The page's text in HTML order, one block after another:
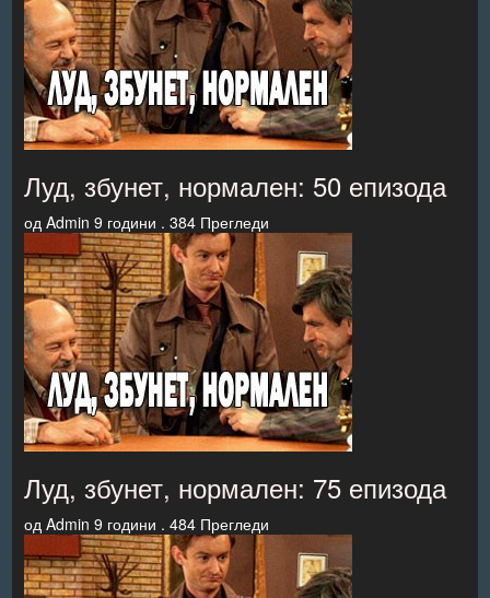
Луд, збунет, нормален: 50 епизода
од Admin 9 години . 384 Прегледи
Луд, збунет, нормален: 75 епизода
од Admin 9 години . 484 Прегледи